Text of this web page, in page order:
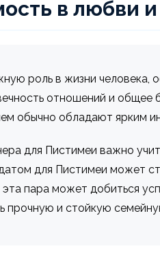
в любви
роль в жизни человека,
отношений и общее
обычно обладают ярким
для Пистимеи важно
для Пистимеи может
пара может добиться
прочную и стойкую